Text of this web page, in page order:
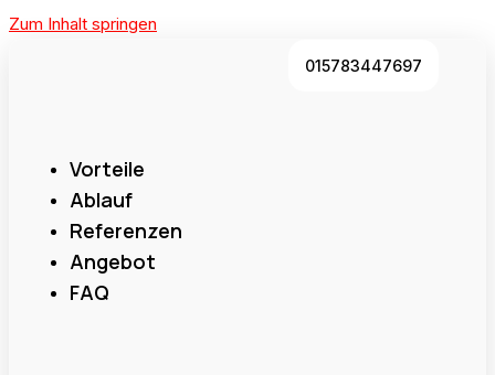
Zum Inhalt springen
015783447697
Vorteile
Ablauf
Referenzen
Angebot
FAQ